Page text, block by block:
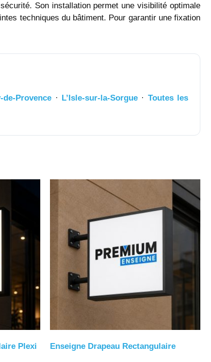
Son installation permet une visibilité optimale
techniques du bâtiment. Pour garantir une fixation
de-Provence · L’Isle-sur-la-Sorgue · Toutes les
Plexi
Enseigne Drapeau Rectangulaire